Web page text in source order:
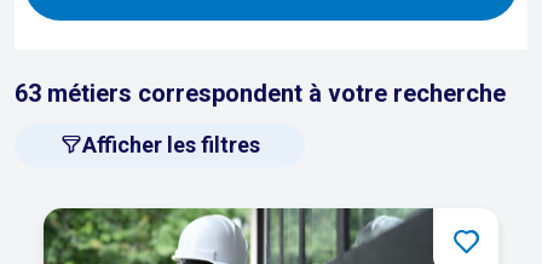
Afficher les filtres
63 métiers correspondent à votre recherche